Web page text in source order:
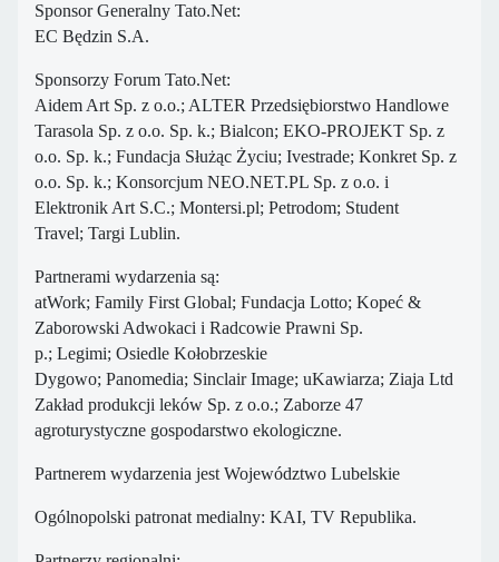
Sponsor Generalny Tato.Net:
EC Będzin S.A.
Sponsorzy Forum Tato.Net:
Aidem Art Sp. z o.o.; ALTER Przedsiębiorstwo Handlowe
Tarasola Sp. z o.o. Sp. k.; Bialcon; EKO-PROJEKT Sp. z
o.o. Sp. k.; Fundacja Służąc Życiu; Ivestrade; Konkret Sp. z
o.o. Sp. k.; Konsorcjum NEO.NET.PL Sp. z o.o. i
Elektronik Art S.C.; Montersi.pl; Petrodom; Student
Travel; Targi Lublin.
Partnerami wydarzenia są:
atWork; Family First Global; Fundacja Lotto; Kopeć &
Zaborowski Adwokaci i Radcowie Prawni Sp.
p.; Legimi; Osiedle Kołobrzeskie
Dygowo; Panomedia; Sinclair Image; uKawiarza; Ziaja Ltd
Zakład produkcji leków Sp. z o.o.; Zaborze 47
agroturystyczne gospodarstwo ekologiczne.
Partnerem wydarzenia jest Województwo Lubelskie
Ogólnopolski patronat medialny: KAI, TV Republika.